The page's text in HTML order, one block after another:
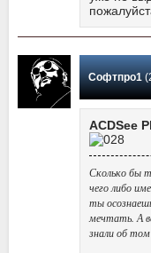
Софтпро1
ACDSee
Сколько бы
чего либо
ты
мечтать. А
знали об